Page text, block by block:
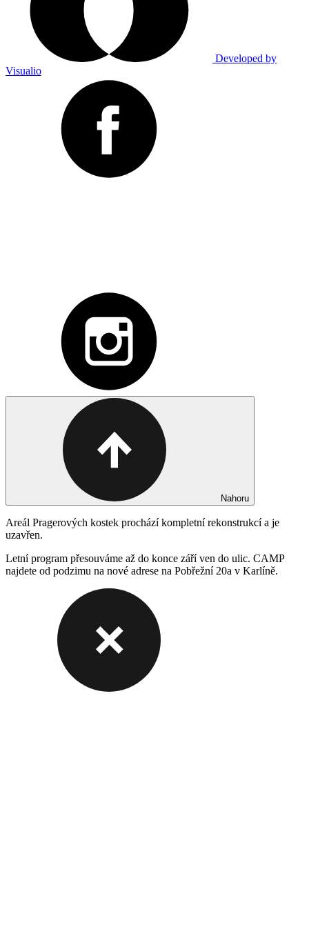
Developed by
Visualio
Nahoru
Areál Pragerových kostek prochází kompletní rekonstrukcí a je
uzavřen.
Letní program přesouváme až do konce září ven do ulic. CAMP
najdete od podzimu na nové adrese na Pobřežní 20a v Karlíně.